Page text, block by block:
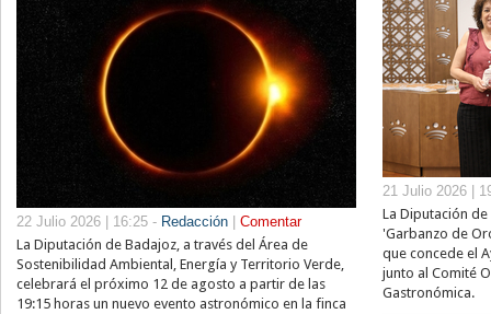
22 Julio 2026 | 16:25 - Redacción
Comentar
La Diputación de Badajoz, a través del Área de
Sostenibilidad Ambiental, Energía y Territorio Verde,
celebrará el próximo 12 de agosto a partir de las
19:15 horas un nuevo evento astronómico en la finca
21 Julio 2026 |
La Diputación
'Garbanzo de
que concede el
junto al Comité
Gastronómica.